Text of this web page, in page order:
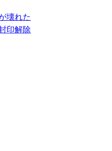
壊れた
印解除